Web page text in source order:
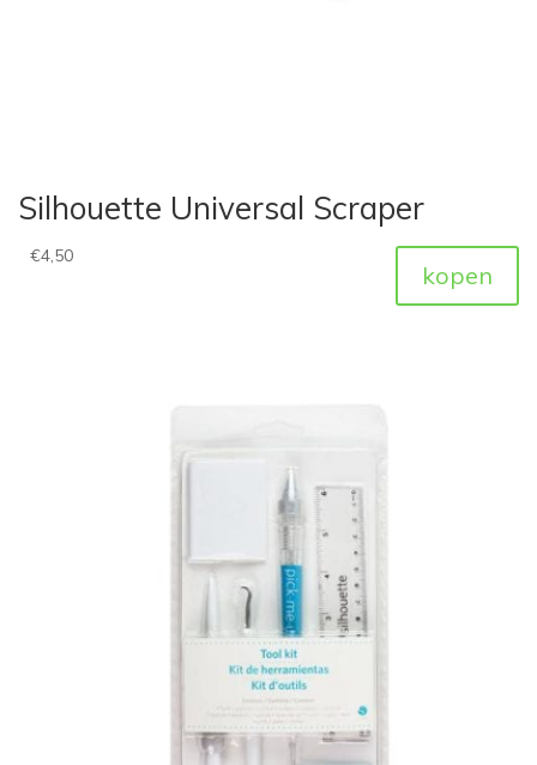
Silhouette Universal Scraper
€4,50
kopen